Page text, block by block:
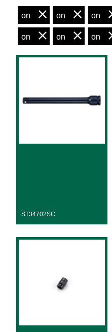
on on on
on on on
ST34702SC